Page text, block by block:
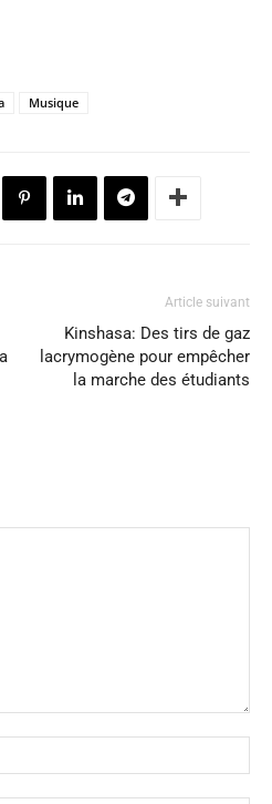
Musique
Article suivant
Kinshasa: Des tirs de gaz
lacrymogène pour empêcher
la marche des étudiants